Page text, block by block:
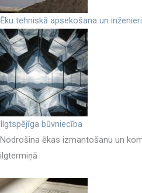
Ēku tehniskā apsekošana un
Ilgtspējīga būvniecība
Nodrošina ēkas izmantošanu un
ilgtermiņā